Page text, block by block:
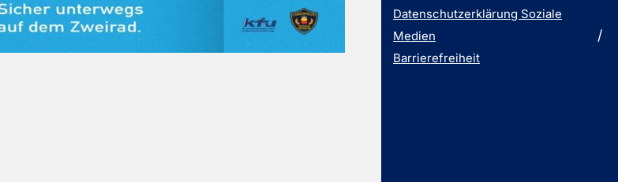
Datenschutzerklärung Soziale
Medien
Barrierefreiheit